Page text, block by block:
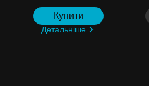
Купити
Детальніше